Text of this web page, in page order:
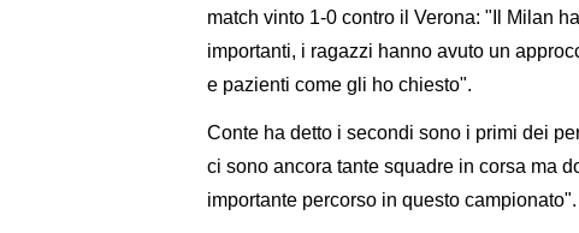
match vinto 1-0 contro il Verona: "Il Milan
importanti, i ragazzi hanno avuto un
e pazienti come gli ho chiesto".
Conte ha detto i secondi sono i primi dei
ci sono ancora tante squadre in corsa ma
importante percorso in questo campionato".